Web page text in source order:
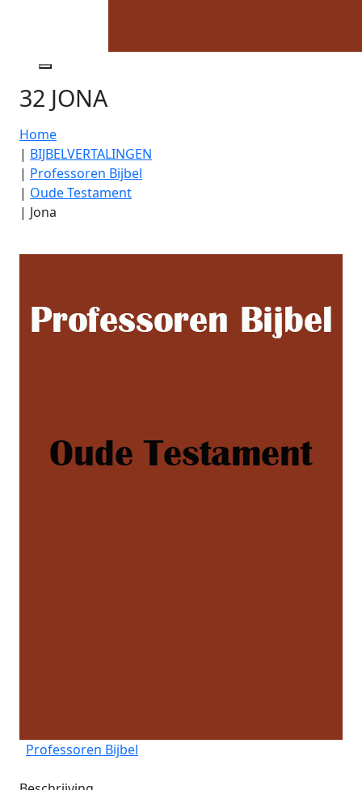
32 JONA
Home
| BIJBELVERTALINGEN
| Professoren Bijbel
| Oude Testament
| Jona
Professoren Bijbel